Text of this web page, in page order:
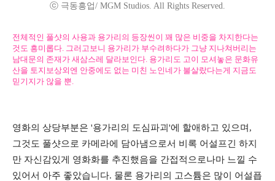
ⓒ 극동흥업/ MGM Studios. All Rights Reserved.
전체적인 풀샷의 사용과 용가리의 등장씬이 꽤 많은 비중을 차지한다는
것도 흥미롭다. 그러고보니 용가리가 부수려하다가 그냥 지나쳐버리는
남대문의 존재가 새삼스레 달라보인다. 용가리도 고이 모셔놓은 문화유
산을 토지보상외엔 안중에도 없는 미친 노인네가 불살랐다는게 지금도
믿기지가 않을 뿐.
영화의 상당부분은 '용가리의 도심파괴'에 할애하고 있으며,
그것도 풀샷으로 카메라에 담아냄으로서 비록 어설프긴 하지
만 자신감있게 영화화를 추진했음을 간접적으로나마 느낄 수
있어서 아주 좋았습니다. 물론 용가리의 고스튬은 많이 어설픕